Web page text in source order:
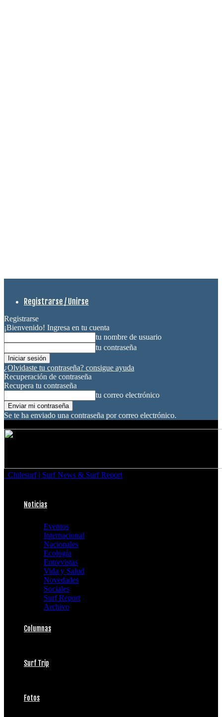
Registrarse / Unirse
Registrarse
¡Bienvenido! Ingresa en tu cuenta
tu nombre de usuario
tu contraseña
¿Olvidaste tu contraseña? consigue ayuda
Recuperación de contraseña
Recupera tu contraseña
tu correo electrónico
Se te ha enviado una contraseña por correo electrónico.
Chilesurf | Surf News & Surf Report
Noticias
Eventos
Internacional
Nacionales
Ecología
Entrevistas
Vida y Salud
Novedades
Sociales
Surf Report
Archivo
Columnas
Surf Trip
Fotos